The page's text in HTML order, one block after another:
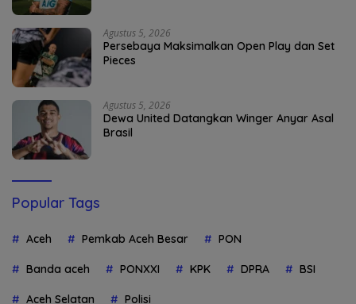
Agustus 5, 2026
Persebaya Maksimalkan Open Play dan Set
Pieces
Agustus 5, 2026
Dewa United Datangkan Winger Anyar Asal
Brasil
Popular Tags
Aceh Pemkab Aceh Besar PON
Banda aceh PONXXI KPK DPRA BSI
Aceh Selatan Polisi